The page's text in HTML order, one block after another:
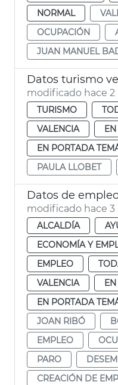
NORMAL
OCUPACIÓN
JUAN MANUEL
Datos turismo
modificado hace 2
TURISMO
VALENCIA
EN PORTADA
PAULA LLOBET
modificado hace 3
ALCALDÍA
ECONOMÍA Y
EMPLEO
VALENCIA
EN PORTADA
JOAN RIBÓ
EMPLEO
PARO
CREACIÓN DE